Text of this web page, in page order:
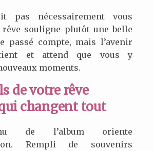
pas nécessairement vous
rêve souligne plutôt une belle
passé compte, mais l’avenir
et attend que vous y
moments.
de votre rêve
changent tout
de l’album oriente
Rempli de souvenirs